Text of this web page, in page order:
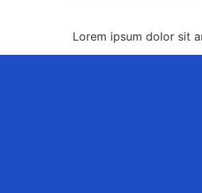
Lorem ipsum dolor sit